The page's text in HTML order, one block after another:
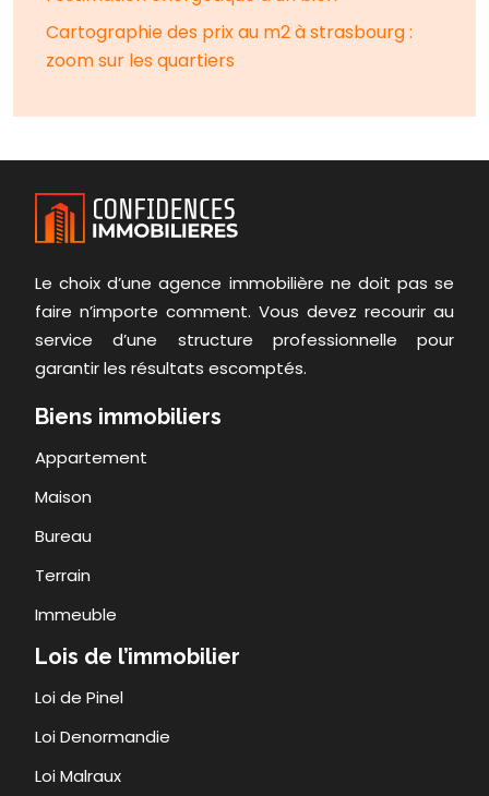
Cartographie des prix au m2 à strasbourg :
zoom sur les quartiers
Le choix d’une agence immobilière ne doit pas se
faire n’importe comment. Vous devez recourir au
service d’une structure professionnelle pour
garantir les résultats escomptés.
Biens immobiliers
Appartement
Maison
Bureau
Terrain
Immeuble
Lois de l’immobilier
Loi de Pinel
Loi Denormandie
Loi Malraux